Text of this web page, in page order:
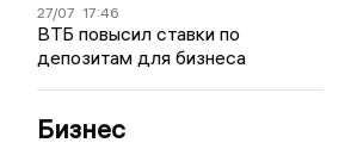
27/07 17:46
ВТБ повысил ставки по
депозитам для бизнеса
Бизнес